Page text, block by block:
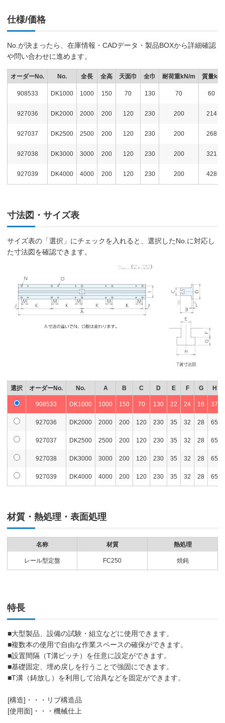
仕様/価格
No.が決まったら、在庫情報・CADデータ・製品BOXから詳細確認
や問い合わせに進めます。
オーダーNo. No. 全長 全高 天面巾 全巾 耐荷重kN/m 質量kg
908533 DK1000 1000 150 70 130 70 60
927036 DK2000 2000 200 120 230 200 214
927037 DK2500 2500 200 120 230 200 268
927038 DK3000 3000 200 120 230 200 321
927039 DK4000 4000 200 120 230 200 428
寸法図・サイズ表
サイズ表の「選択」にチェックを入れると、選択したNo.に対応し
た寸法図を確認できます。
選択 オーダーNo. No. A B C D E F G H
908533 DK1000 1000 150 70 130 22 24 16 37
927036 DK2000 2000 200 120 230 35 32 28 65
927037 DK2500 2500 200 120 230 35 32 28 65
927038 DK3000 3000 200 120 230 35 32 28 65
927039 DK4000 4000 200 120 230 35 32 28 65
材質・熱処理・表面処理
名称 材質 熱処理
レール型定盤 FC250 焼鈍
特長
■大型製品、設備の試験・組立などに使用できます。
■複数本の使用で自由な作業スペースの確保ができます。
■設置間隔（T溝ピッチ）を任意に設定ができます。
■基礎固定、埋め戻しを行うことで強固にできます。
■T溝（鋳放し）を利用して治具などを固定ができます。
[構造]・・・リブ構造品
[使用面]・・・機械仕上